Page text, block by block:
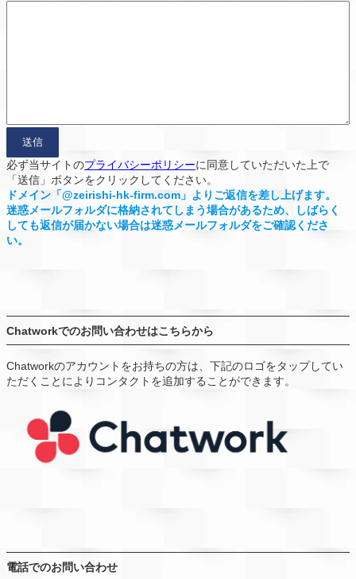
必ず当サイトのプライバシーポリシーに同意していただいた上で
「送信」ボタンをクリックしてください。
ドメイン「@zeirishi-hk-firm.com」よりご返信を差し上げます。
迷惑メールフォルダに格納されてしまう場合があるため、しばらく
しても返信が届かない場合は迷惑メールフォルダをご確認くださ
い。
Chatworkでのお問い合わせはこちらから
Chatworkのアカウントをお持ちの方は、下記のロゴをタップしてい
ただくことによりコンタクトを追加することができます。
電話でのお問い合わせ